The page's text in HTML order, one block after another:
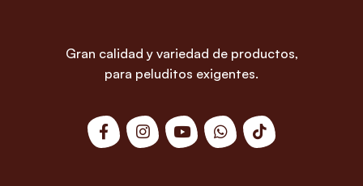
Gran calidad y variedad de productos,
para peluditos exigentes.